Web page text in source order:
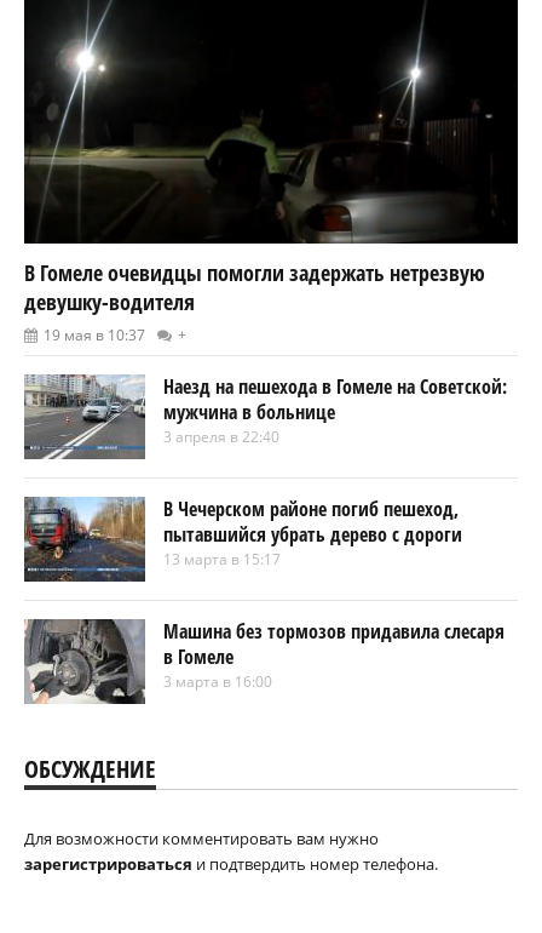
В Гомеле очевидцы помогли задержать нетрезвую
девушку-водителя
19 мая в 10:37 +
Наезд на пешехода в Гомеле на Советской:
мужчина в больнице
3 апреля в 22:40
В Чечерском районе погиб пешеход,
пытавшийся убрать дерево с дороги
13 марта в 15:17
Машина без тормозов придавила слесаря
в Гомеле
3 марта в 16:00
ОБСУЖДЕНИЕ
Для возможности комментировать вам нужно
зарегистрироваться и подтвердить номер телефона.